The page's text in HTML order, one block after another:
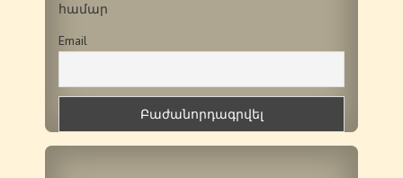
համար
Email